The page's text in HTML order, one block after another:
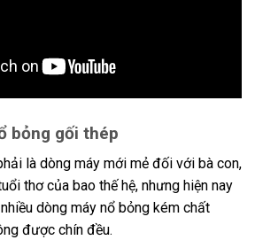
bỏng gối thép
là dòng máy mới mẻ đối với bà con,
thơ của bao thế hệ, nhưng hiện nay
dòng máy nổ bỏng kém chất
được chín đều.